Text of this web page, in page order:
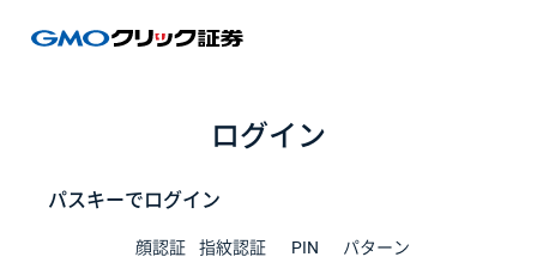
ログイン
パスキーでログイン
顔認証 指紋認証 PIN パターン